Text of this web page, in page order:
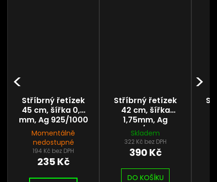
Stříbrný řetízek
45 cm, šířka 0,6
mm, Ag 925/1000
Momentálně
nedostupné
194 Kč bez DPH
235 Kč
Stříbrný řetízek
42 cm, šířka
1,75mm, Ag
925/1000
Skladem
322 Kč bez DPH
390 Kč
DO KOŠÍKU